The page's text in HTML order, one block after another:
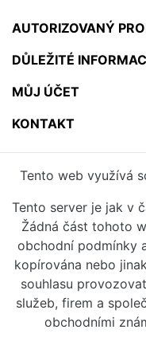
AUTORIZOVANÝ
DŮLEŽITÉ
MŮJ ÚČET
KONTAKT
Tento web využívá
Tento server je jak v
Žádná část tohoto
obchodní podmínky
kopírována nebo
souhlasu
služeb, firem a
obchodními